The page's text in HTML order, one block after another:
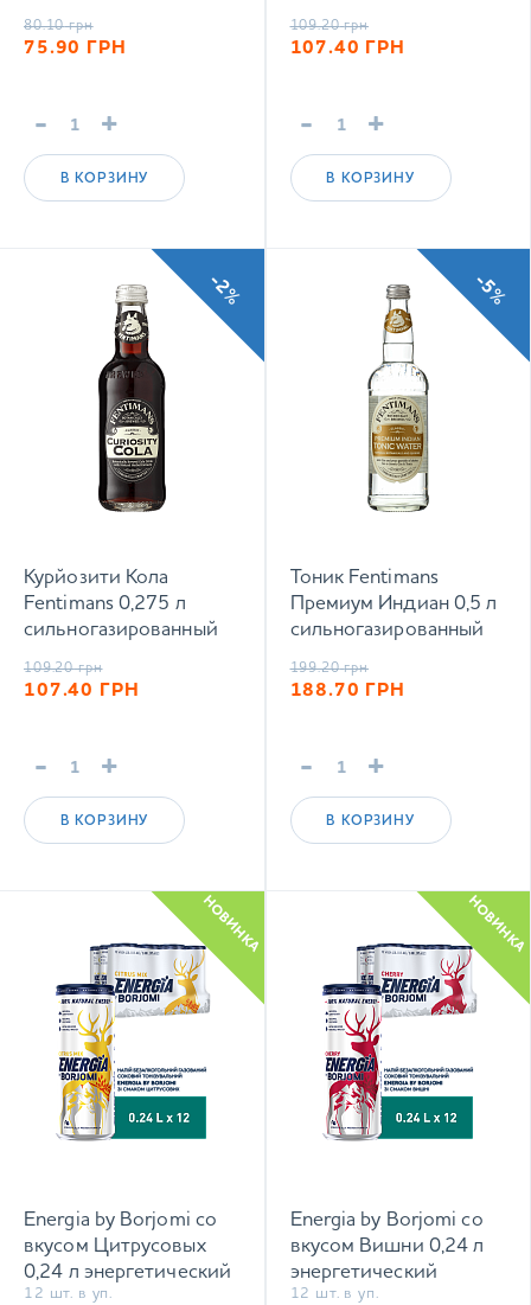
80.10 грн
75.90 ГРН
- +
В КОРЗИНУ
109.20 грн
107.40 ГРН
- +
В КОРЗИНУ
Курйозити Кола
Fentimans 0,275 л
сильногазированный
109.20 грн
107.40 ГРН
- +
В КОРЗИНУ
-2%
Тоник Fentimans
Премиум Индиан 0,5 л
сильногазированный
199.20 грн
188.70 ГРН
- +
В КОРЗИНУ
-5%
Energia by Borjomi со
вкусом Цитрусовых
0,24 л энергетический
сильногазированный
12 шт. в уп.
НОВИНКА
Energia by Borjomi со
вкусом Вишни 0,24 л
энергетический
сильногазированный
12 шт. в уп.
НОВИНКА